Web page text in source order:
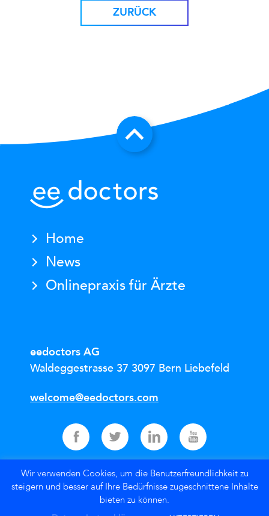
ZURÜCK
Home
News
Onlinepraxis für Ärzte
eedoctors AG
Waldeggestrasse 37 3097 Bern Liebefeld
welcome@eedoctors.com
AGB–Datenschutzerklärung–Impressum
© 2026 eedoctors AG
Wir verwenden Cookies, um die Benutzerfreundlichkeit zu
steigern und besser auf Ihre Bedürfnisse zugeschnittene Inhalte
bieten zu können.